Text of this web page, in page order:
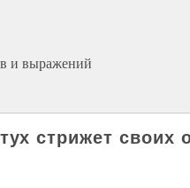
и выражений
стрижет своих